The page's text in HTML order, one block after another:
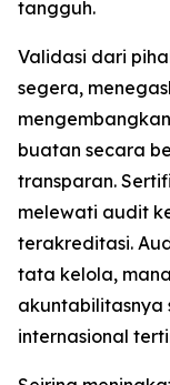
tangguh.
Validasi dari
segera,
buatan secara
transparan.
melewati audit
terakreditasi.
tata kelola,
akuntabilitasnya
internasional